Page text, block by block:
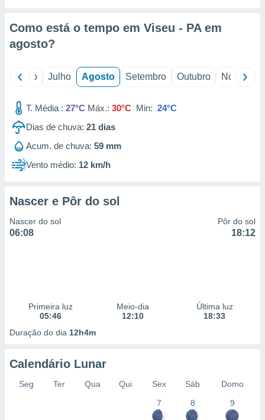
através
estudos
de
Como está o tempo em Viseu - PA em
agosto?
Junho Julho Agosto Setembro Outubro Novembro
T. Média : 27°C Máx.: 30°C Min: 24°C
Dias de chuva: 21 dias
Acum. de chuva: 59 mm
Vento médio: 12 km/h
Nascer e Pôr do sol
Nascer do sol
06:08
Pôr do sol
18:12
Primeira luz
05:46
Meio-dia
12:10
Última luz
18:33
Duração do dia 12h4m
Calendário Lunar
Seg Ter Qua Qui Sex Sáb
Domo
7
8 9